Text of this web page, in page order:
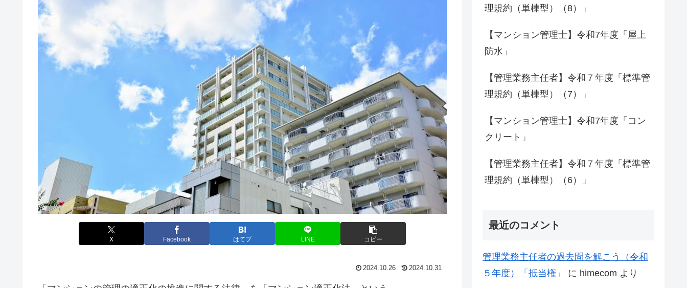
X Facebook はてブ LINE コピー
2024.10.26 2024.10.31
理規約（単棟型）（8）」
【マンション管理士】令和7年度「屋上
防水」
【管理業務主任者】令和７年度「標準管
理規約（単棟型）（7）」
【マンション管理士】令和7年度「コン
クリート」
【管理業務主任者】令和７年度「標準管
理規約（単棟型）（6）」
最近のコメント
管理業務主任者の過去問を解こう（令和
５年度）「抵当権」
に himecom より